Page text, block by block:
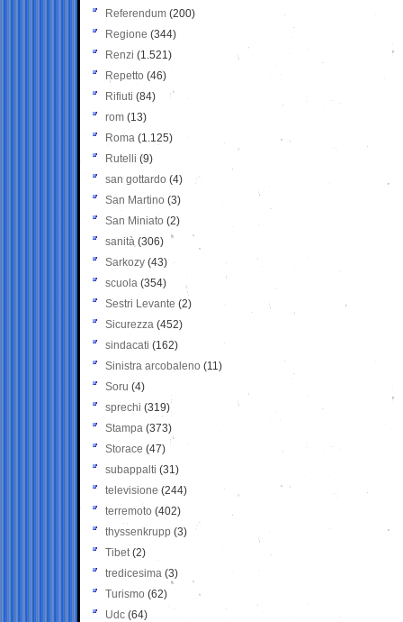
Referendum (200)
Regione (344)
Renzi (1.521)
Repetto (46)
Rifiuti (84)
rom (13)
Roma (1.125)
Rutelli (9)
san gottardo (4)
San Martino (3)
San Miniato (2)
sanità (306)
Sarkozy (43)
scuola (354)
Sestri Levante (2)
Sicurezza (452)
sindacati (162)
Sinistra arcobaleno (11)
Soru (4)
sprechi (319)
Stampa (373)
Storace (47)
subappalti (31)
televisione(244)
terremoto (402)
thyssenkrupp (3)
Tibet(2)
tredicesima (3)
Turismo (62)
Udc (64)